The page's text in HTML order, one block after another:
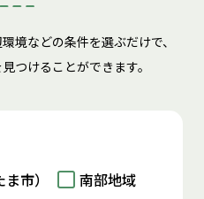
境などの条件を選ぶだけで、
つけることができます。
市）
南部地域